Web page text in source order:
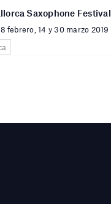
Saxophone Festival
febrero, 14 y 30 marzo 2019